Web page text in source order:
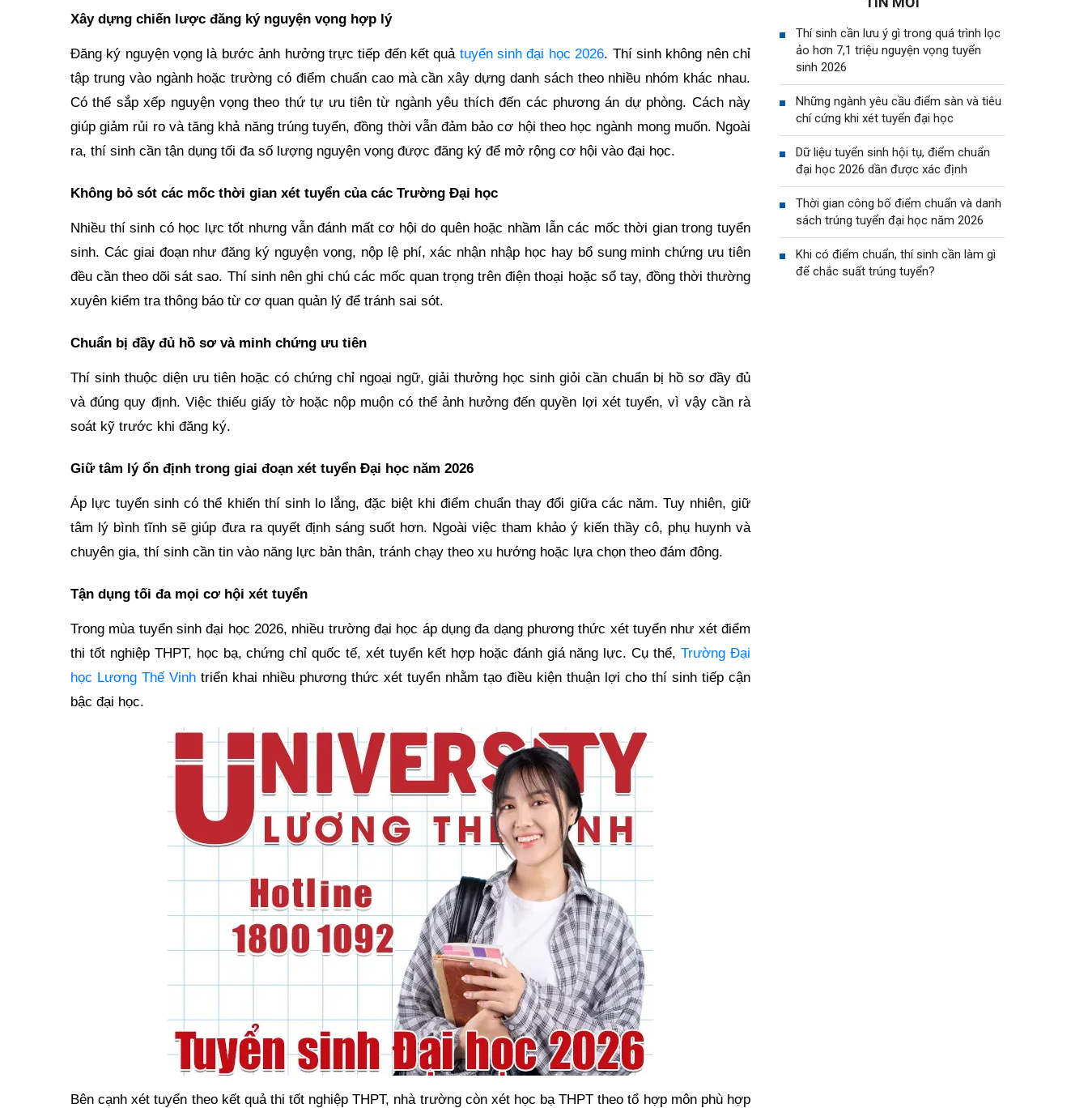
Xây dựng chiến lược đăng ký nguyện vọng hợp lý
Đăng ký nguyện vọng là bước ảnh hưởng trực tiếp đến kết quả tuyển sinh đại học 2026. Thí sinh không nên chỉ
tập trung vào ngành hoặc trường có điểm chuẩn cao mà cần xây dựng danh sách theo nhiều nhóm khác nhau.
Có thể sắp xếp nguyện vọng theo thứ tự ưu tiên từ ngành yêu thích đến các phương án dự phòng. Cách này
giúp giảm rủi ro và tăng khả năng trúng tuyển, đồng thời vẫn đảm bảo cơ hội theo học ngành mong muốn. Ngoài
ra, thí sinh cần tận dụng tối đa số lượng nguyện vọng được đăng ký để mở rộng cơ hội vào đại học.
Không bỏ sót các mốc thời gian xét tuyển của các Trường Đại học
Nhiều thí sinh có học lực tốt nhưng vẫn đánh mất cơ hội do quên hoặc nhầm lẫn các mốc thời gian trong tuyển
sinh. Các giai đoạn như đăng ký nguyện vọng, nộp lệ phí, xác nhận nhập học hay bổ sung minh chứng ưu tiên
đều cần theo dõi sát sao. Thí sinh nên ghi chú các mốc quan trọng trên điện thoại hoặc sổ tay, đồng thời thường
xuyên kiểm tra thông báo từ cơ quan quản lý để tránh sai sót.
Chuẩn bị đầy đủ hồ sơ và minh chứng ưu tiên
Thí sinh thuộc diện ưu tiên hoặc có chứng chỉ ngoại ngữ, giải thưởng học sinh giỏi cần chuẩn bị hồ sơ đầy đủ
và đúng quy định. Việc thiếu giấy tờ hoặc nộp muộn có thể ảnh hưởng đến quyền lợi xét tuyển, vì vậy cần rà
soát kỹ trước khi đăng ký.
Giữ tâm lý ổn định trong giai đoạn xét tuyển Đại học năm 2026
Áp lực tuyển sinh có thể khiến thí sinh lo lắng, đặc biệt khi điểm chuẩn thay đổi giữa các năm. Tuy nhiên, giữ
tâm lý bình tĩnh sẽ giúp đưa ra quyết định sáng suốt hơn. Ngoài việc tham khảo ý kiến thầy cô, phụ huynh và
chuyên gia, thí sinh cần tin vào năng lực bản thân, tránh chạy theo xu hướng hoặc lựa chọn theo đám đông.
Tận dụng tối đa mọi cơ hội xét tuyển
Trong mùa tuyển sinh đại học 2026, nhiều trường đại học áp dụng đa dạng phương thức xét tuyển như xét điểm
thi tốt nghiệp THPT, học bạ, chứng chỉ quốc tế, xét tuyển kết hợp hoặc đánh giá năng lực. Cụ thể,Trường Đại
học Lương Thế Vinh triển khai nhiều phương thức xét tuyển nhằm tạo điều kiện thuận lợi cho thí sinh tiếp cận
bậc đại học.
Bên cạnh xét tuyển theo kết quả thi tốt nghiệp THPT, nhà trường còn xét học bạ THPT theo tổ hợp môn phù hợp
Thí sinh cần lưu ý gì trong quá trình lọc
ảo hơn 7,1 triệu nguyện vọng tuyển
sinh 2026
Những ngành yêu cầu điểm sàn và tiêu
chí cứng khi xét tuyển đại học
Dữ liệu tuyển sinh hội tụ, điểm chuẩn
đại học 2026 dần được xác định
Thời gian công bố điểm chuẩn và danh
sách trúng tuyển đại học năm 2026
Khi có điểm chuẩn, thí sinh cần làm gì
để chắc suất trúng tuyển?